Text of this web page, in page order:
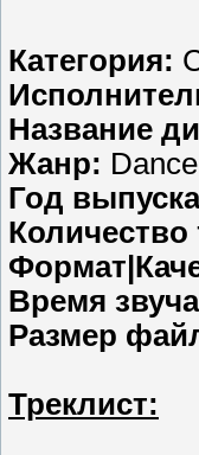
Категория:
Название
Жанр:
Год
Количество
Время
Размер
Треклист: